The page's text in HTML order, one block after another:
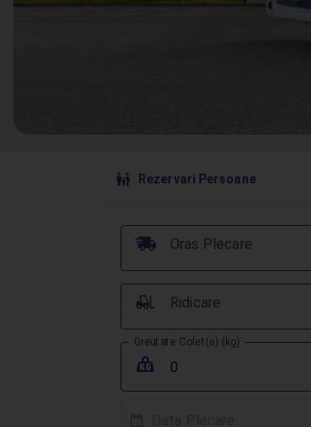
󱠣 Rezervari Persoane
Oras Plecare
󰞈
Ridicare
󰟉
Greutate Colet(e) (kg)
󰖢